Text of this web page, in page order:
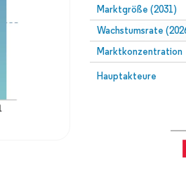
Marktgröße (2031)
Wachstumsrate
Marktkonzentration
Hauptakteure
Bild © Mordor
Wiederverwendung erfordert Namensnennung